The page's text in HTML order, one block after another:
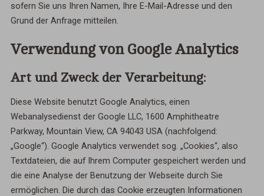
sofern Sie uns Ihren Namen, Ihre E-Mail-Adresse und den
Grund der Anfrage mitteilen.
Verwendung von Google Analytics
Art und Zweck der Verarbeitung:
Diese Website benutzt Google Analytics, einen
Webanalysedienst der Google LLC, 1600 Amphitheatre
Parkway, Mountain View, CA 94043 USA (nachfolgend:
„Google“). Google Analytics verwendet sog. „Cookies“, also
Textdateien, die auf Ihrem Computer gespeichert werden und
die eine Analyse der Benutzung der Webseite durch Sie
ermöglichen. Die durch das Cookie erzeugten Informationen